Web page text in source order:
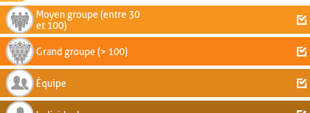
Moyen groupe (entre 30
et 100)
Grand groupe (> 100)
Équipe